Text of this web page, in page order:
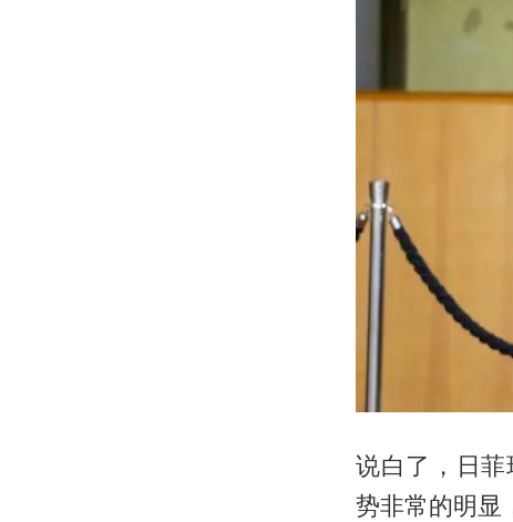
说白了，日
势非常的明显